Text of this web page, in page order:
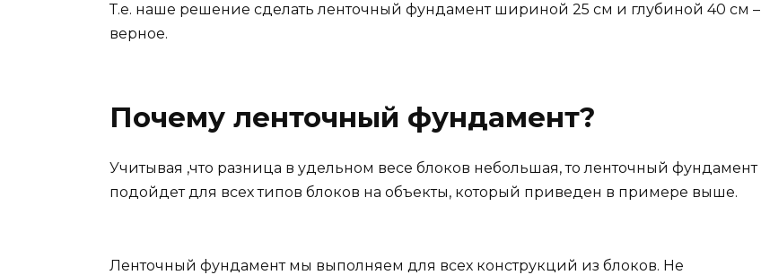
Т.е. наше решение сделать ленточный фундамент шириной 25 см и глубиной 40 см –
верное.
Почему ленточный фундамент?
Учитывая ,что разница в удельном весе блоков небольшая, то ленточный фундамент
подойдет для всех типов блоков на объекты, который приведен в примере выше.
Ленточный фундамент мы выполняем для всех конструкций из блоков. Не